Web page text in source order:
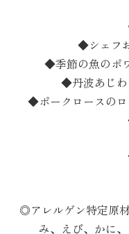
◆シェフ
◆季節の魚のポ
◆丹波あじわ
◆ポークロースの
◎アレルゲン特定原
み、えび、かに